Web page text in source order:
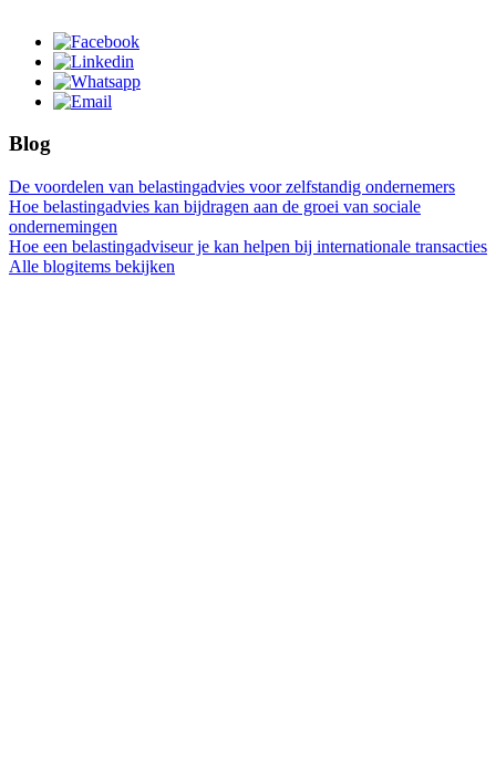
Blog
De voordelen van belastingadvies voor zelfstandig ondernemers
Hoe belastingadvies kan bijdragen aan de groei van sociale
ondernemingen
Hoe een belastingadviseur je kan helpen bij internationale transacties
Alle blogitems bekijken